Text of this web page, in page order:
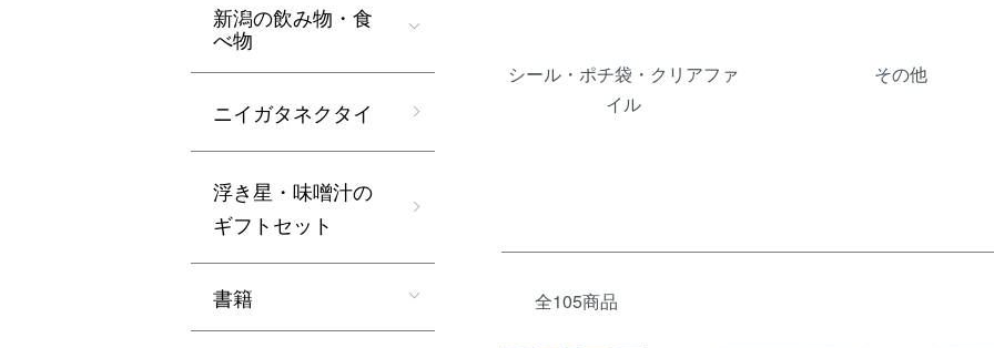
シール・ポチ袋・クリアファ
イル
その他
全105商品
新潟の飲み物・食
べ物
ニイガタネクタイ
浮き星・味噌汁の
ギフトセット
書籍